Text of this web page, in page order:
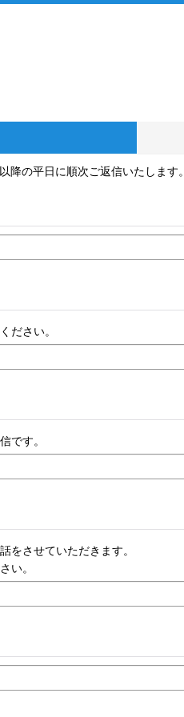
降の平日に順次ご返信いたします。
ださい。
です。
をさせていただきます。
い。